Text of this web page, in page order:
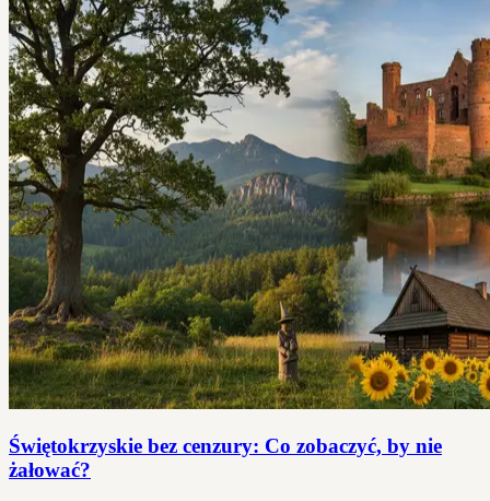
Świętokrzyskie bez cenzury: Co zobaczyć, by nie
żałować?